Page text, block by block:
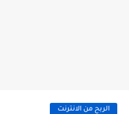
الربح من الانترنت